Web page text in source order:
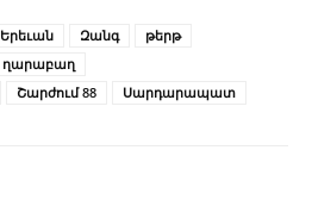
Երեւան Զանգ
թերթ
ղարաբաղ
Շարժում 88 Սարդարապատ